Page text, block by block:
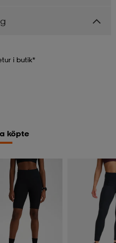
i butik*
köpte